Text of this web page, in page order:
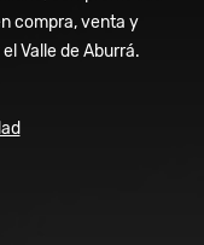
compra, venta y
Valle de Aburrá.